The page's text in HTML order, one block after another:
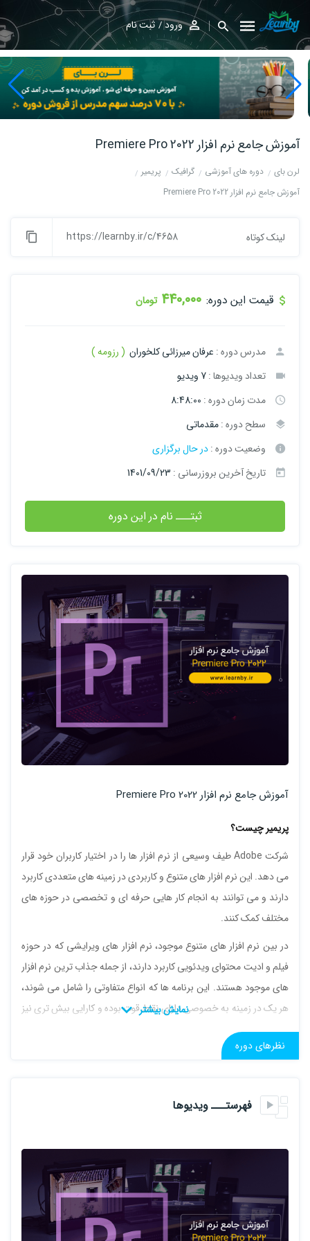
ورود ثبت نام
آموزش جامع نرم افزار Premiere Pro 2022
لرن بای دوره های آموزشی گرافیک
پریمیر
آموزش جامع نرم افزار Premiere Pro 2022
لینک کوتاه https://learnby.ir/c/4658
قیمت این دوره: 440,000 تومان
مدرس دوره : عرفان میرزائی کلخوران ( رزومه )
تعداد ویدیوها :7 ویدیو
مدت زمان دوره : 8:48:00
سطح دوره :مقدماتی
وضعیت دوره :در حال برگزاری
تاریخ آخرین بروزرسانی : 1401/09/23
ثبتـــ نام در این دوره
آموزش جامع نرم افزار Premiere Pro 2022
پریمیر چیست؟
شرکت Adobe طیف وسیعی از نرم افزار ها را در اختیار کاربران خود قرار
می دهد. این نرم افزار های متنوع و کاربردی در زمینه های متعددی کاربرد
دارند و می توانند به انجام کار هایی حرفه ای و تخصصی در حوزه های
مختلف کمک کنند.
در بین نرم افزار های متنوع موجود، نرم افزار های ویرایشی که در حوزه
فیلم و ادیت محتوای ویدئویی کاربرد دارند، از جمله جذاب ترین نرم افزار
های موجود هستند. این برنامه ها که انواع متفاوتی را شامل می شوند،
هر یک در زمینه به خصوصی دارای نقاط قوت بوده و کارایی بیش تری نیز
دارند
نرم افزار پر قدرت پریمیر
برای ویرایش ویدئو های مختلف روی کامپیوتر هایی با سیستم عامل
برای ویرایش ویدئو ها، فیلم های تبلیغاتی، فیلم های تلویزیونی، ویدئو
هایی که به صورت آنلاین پخش می شوند و سایر فیلم ها و ویدئو ها
استفاده می شود.به صورت کلی، می توان این نرم افزار را به عنوان یک
برنامه بسیار جامع و کامل در حوزه فیلم سازی و ویرایش و تدوین ویدئو
ها در نظر گرفت. کارایی های متنوع آن و همچنین قابلیت سازگار شدن و
نظرهای دوره
فهرستـــ ویدیوها